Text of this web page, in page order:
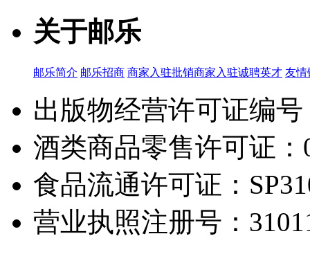
关于邮乐
邮乐简介 邮乐招商 商家入驻批销商家入驻诚聘英才 友情
出版物经营许可证编
酒类商品零售许可证：
食品流通许可证：
营业执照注册号：